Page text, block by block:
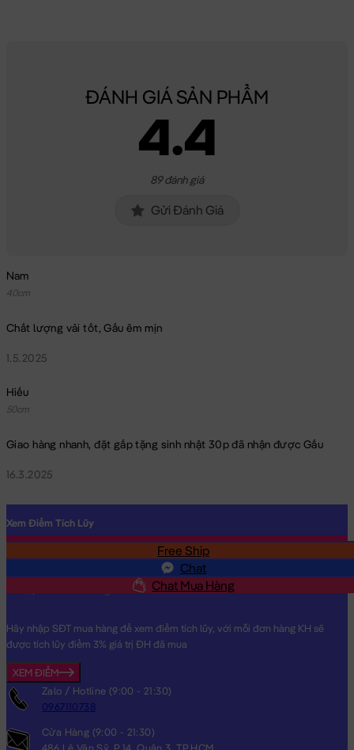
ĐÁNH GIÁ SẢN PHẨM
4.4
89 đánh giá
Gửi Đánh Giá
Nam
40cm
Chất lượng vải tốt, Gấu êm mịn
1.5.2025
Hiếu
50cm
Giao hàng nhanh, đặt gấp tặng sinh nhật 30p đã nhận được Gấu
16.3.2025
Free Ship
Chat
Chat Mua Hàng
Xem Điểm Tích Lũy
Hãy nhập SĐT mua hàng để xem điểm tích lũy, với mỗi đơn hàng KH sẽ
được tích lũy điểm 3% giá trị ĐH đã mua
XEM ĐIỂM
Zalo / Hotline (9:00 - 21:30)
0967110738
Cửa Hàng (9:00 - 21:30)